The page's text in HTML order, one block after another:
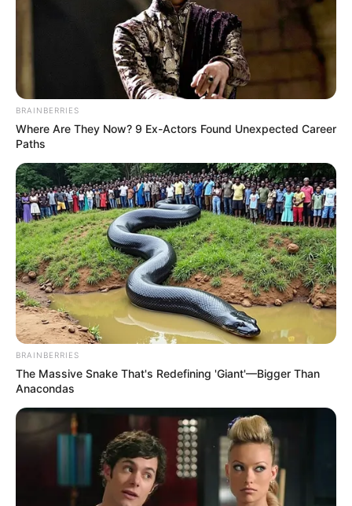
BRAINBERRIES
Where Are They Now? 9 Ex-Actors Found Unexpected Career
Paths
BRAINBERRIES
The Massive Snake That's Redefining 'Giant'—Bigger Than
Anacondas